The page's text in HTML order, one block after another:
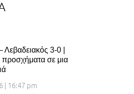
3-0 |
προσχήματα σε μια
| 16:47 pm